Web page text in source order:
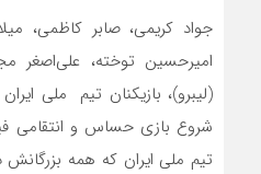
جواد کریمی، صابر کاظمی،
امیرحسین توخته، علی‌اصغر
(لیبرو)، بازیکنان تیم ملی
شروع بازی حساس و انتقامی
تیم ملی ایران که همه